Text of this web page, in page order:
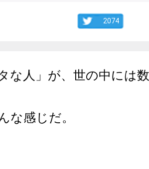
2074
な人」が、世の中には
な感じだ。